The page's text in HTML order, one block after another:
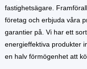
fastighetsägare.
företag och erbjuda våra
garantier på. Vi har ett
energieffektiva produkter
en halv förmögenhet att